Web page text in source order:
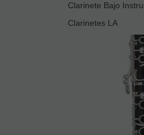
Clarinete Bajo
Clarinetes LA